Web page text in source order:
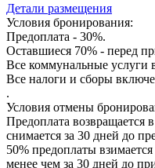
Детали размещения
Условия бронирования:
Предоплата - 30%.
Оставшиеся 70% - перед
Все коммунальные услуги
Все налоги и сборы
.
Условия отмены
Предоплата возвращается
снимается за 30 дней до
50% предоплаты
менее чем за 30 дней до